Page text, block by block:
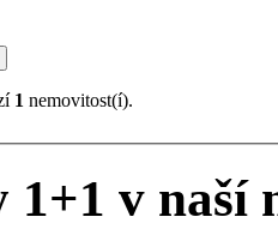
1 nemovitost(í).
v naší